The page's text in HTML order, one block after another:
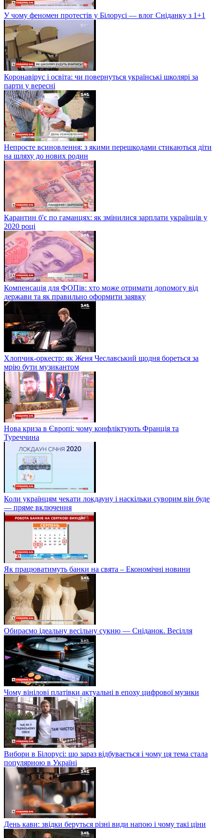
У чому феномен протестів у Білорусі — влог Сніданку з 1+1
Коронавірус і освіта: чи повернуться українські школярі за
парти у вересні
Непросте всиновлення: з якими перешкодами стикаються діти
на шляху до нових родин
Карантин б'є по гаманцях: як змінилися зарплати українців у
2020 році
Компенсація для ФОПів: хто може отримати допомогу від
держави та як правильно оформити заявку
Хлопчик-оркестр: як Женя Чеславський щодня бореться за
мрію бути музикантом
Нова криза в Європі: чому конфліктують Франція та
Туреччина
Коли українцям чекати локдауну і наскільки суворим він буде
— пряме включення
Як працюватимуть банки на свята – Економічні новини
Обираємо ідеальну весільну сукню — Сніданок. Весілля
Чому вінілові платівки актуальні в епоху цифрової музики
Вибори в Білорусі: що зараз відбувається і чому ця тема стала
популярною в Україні
День кави: звідки беруться різні види напою і чому такі ціни